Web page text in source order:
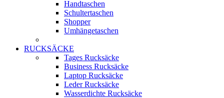
Handtaschen
Schultertaschen
Shopper
Umhängetaschen
RUCKSÄCKE
Tages Rucksäcke
Business Rucksäcke
Laptop Rucksäcke
Leder Rucksäcke
Wasserdichte Rucksäcke